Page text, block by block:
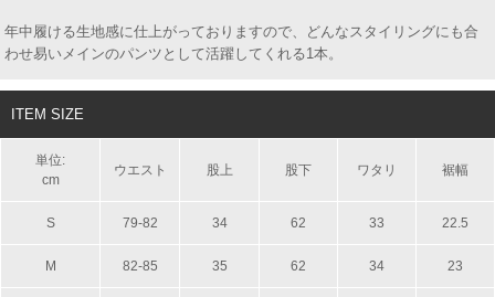
年中履ける生地感に仕上がっておりますので、どんなスタイリングにも合
わせ易いメインのパンツとして活躍してくれる1本。
ITEM SIZE
単位:
cm
ウエスト 股上 股下 ワタリ 裾幅
S 79-82 34 62 33 22.5
M 82-85 35 62 34 23